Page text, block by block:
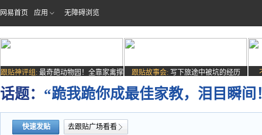
网易首页 应用 无障碍浏览
跟贴神评组: 最奇葩动物园！全靠家禽撑
场子
跟贴故事会: 写下旅途中被坑的经历
话题： “跪我跪你成最佳家教，泪目瞬间
快速发贴 去跟贴广场看看